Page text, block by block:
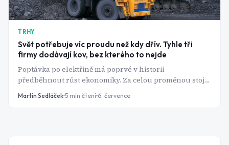
TRHY
Svět potřebuje víc proudu než kdy dřív. Tyhle tři
firmy dodávají kov, bez kterého to nejde
Poptávka po elektřině má poprvé v historii
předběhnout růst ekonomiky. Za celou proměnou stojí
jediný kov - a jeho největší těžaři na tom mohou
Martin Sedláček 5 min čtení 6. července